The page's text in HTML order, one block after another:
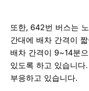
또한, 642번 버스는
간대에 배차 간격이
배차 간격이 9~14분
있도록 하고 있습니다
부응하고 있습니다.